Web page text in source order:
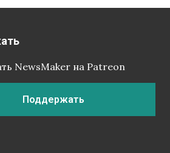
NewsMaker на Patreon
Поддержать